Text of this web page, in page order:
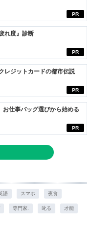
PR
PR
れ度』診断
PR
レジットカードの都市伝説
PR
仕事バッグ選びから始める
語 スマホ 夜食
専門家. 叱る 才能